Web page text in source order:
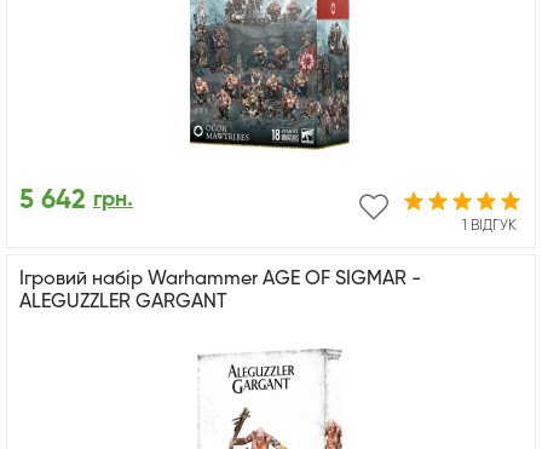
1 ВІДГУК
5 642 грн.
Ігровий набір Warhammer AGE OF SIGMAR -
ALEGUZZLER GARGANT